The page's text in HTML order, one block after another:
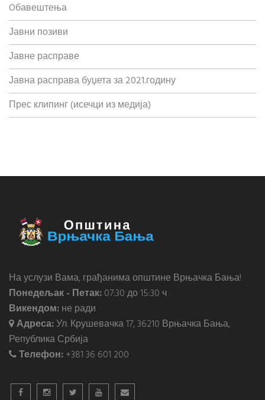
Oбавештења
Јавни позиви
Јавне расправе
Јавна расправа буџета за 2021.годину
Прес клипинг (исечци из медија)
На услузи Вама, грађанима општине Врњачка Бања!
Понедељак - Петак:07:30 до 15:30 ч
Викендом:не ради
Адреса:Ул. Крушевачка 17, 36210 Врњачка Бања,
Република Србија
Телефон:+381 36 601 200